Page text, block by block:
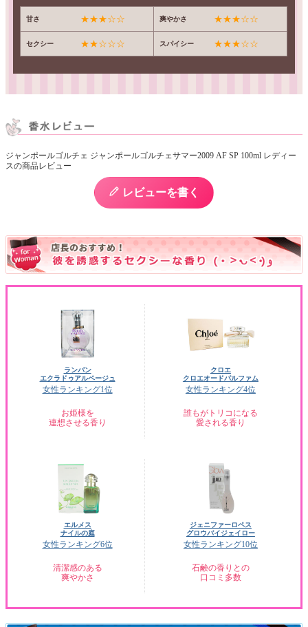
甘さ ★★★☆☆ 爽やかさ ★★★☆☆
セクシー ★★☆☆☆ スパイシー ★★★☆☆
ジャンポールゴルチェ ジャンポールゴルチェサマー2009 AF SP 100ml レディー
スの商品レビュー
レビューを書く
ランバン
エクラドゥアルページュ
女性ランキング1位
お姫様を
連想させる香り
クロエ
クロエオードパルファム
女性ランキング4位
誰もがトリコになる
愛される香り
エルメス
ナイルの庭
女性ランキング6位
清潔感のある
爽やかさ
ジェニファーロペス
グロウバイジェイロー
女性ランキング10位
石鹸の香りとの
口コミ多数